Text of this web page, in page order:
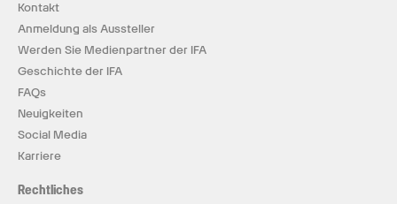
Kontakt
Anmeldung als Aussteller
Werden Sie Medienpartner der IFA
Geschichte der IFA
FAQs
Neuigkeiten
Social Media
Karriere
Rechtliches